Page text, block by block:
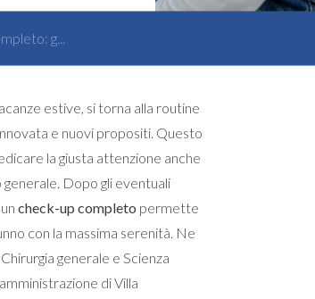
g...
estive, si torna alla routine
e nuovi propositi. Questo
la giusta attenzione anche
Dopo gli eventuali
uncheck-up completo permette
con la massima serenità. Ne
generale e Scienza
di Villa